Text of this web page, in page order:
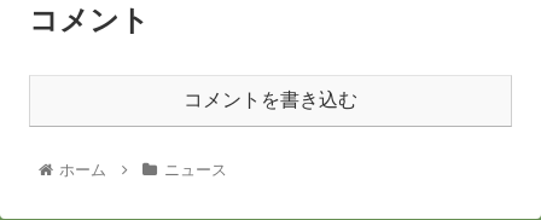
コメント
コメントを書き込む
ホーム ニュース